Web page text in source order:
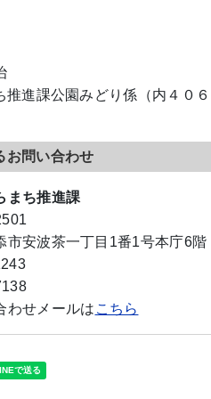
推進課公園みどり係（内４０
お問い合わせ
ち推進課
市安波茶一丁目1番1号本庁6階
わせメールは こちら